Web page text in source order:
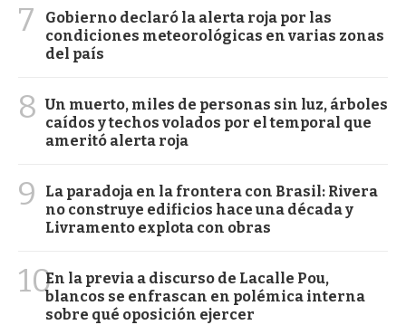
7
Gobierno declaró la alerta roja por las
condiciones meteorológicas en varias zonas
del país
8 Un muerto, miles de personas sin luz, árboles
caídos y techos volados por el temporal que
ameritó alerta roja
9
La paradoja en la frontera con Brasil: Rivera
no construye edificios hace una década y
Livramento explota con obras
10En la previa a discurso de Lacalle Pou,
blancos se enfrascan en polémica interna
sobre qué oposición ejercer